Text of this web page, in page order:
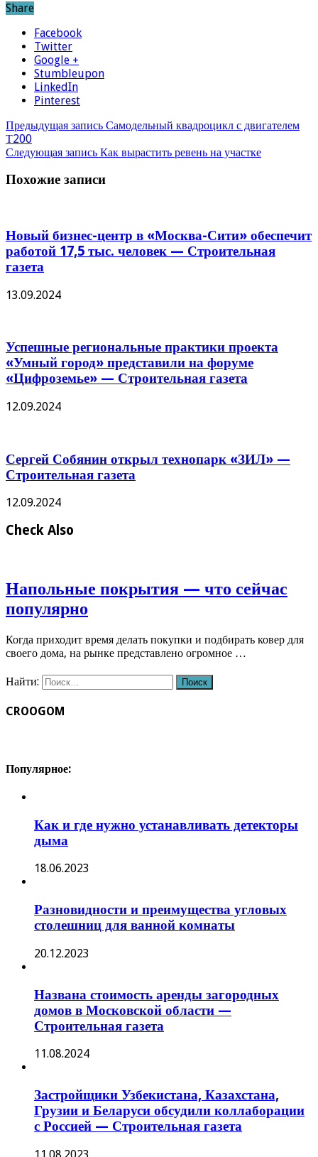
Share
Facebook
Twitter
Google +
Stumbleupon
LinkedIn
Pinterest
Предыдущая запись Самодельный квадроцикл с двигателем
Т200
Следующая запись Как вырастить ревень на участке
Похожие записи
Новый бизнес-центр в «Москва-Сити» обеспечит
работой 17,5 тыс. человек — Строительная
газета
13.09.2024
Успешные региональные практики проекта
«Умный город» представили на форуме
«Цифроземье» — Строительная газета
12.09.2024
Сергей Собянин открыл технопарк «ЗИЛ» —
Строительная газета
12.09.2024
Check Also
Напольные покрытия — что сейчас
популярно
Когда приходит время делать покупки и подбирать ковер для
своего дома, на рынке представлено огромное …
Найти:
CROOGOM
Популярное:
Как и где нужно устанавливать детекторы
дыма
18.06.2023
Разновидности и преимущества угловых
столешниц для ванной комнаты
20.12.2023
Названа стоимость аренды загородных
домов в Московской области —
Строительная газета
11.08.2024
Застройщики Узбекистана, Казахстана,
Грузии и Беларуси обсудили коллаборации
с Россией — Строительная газета